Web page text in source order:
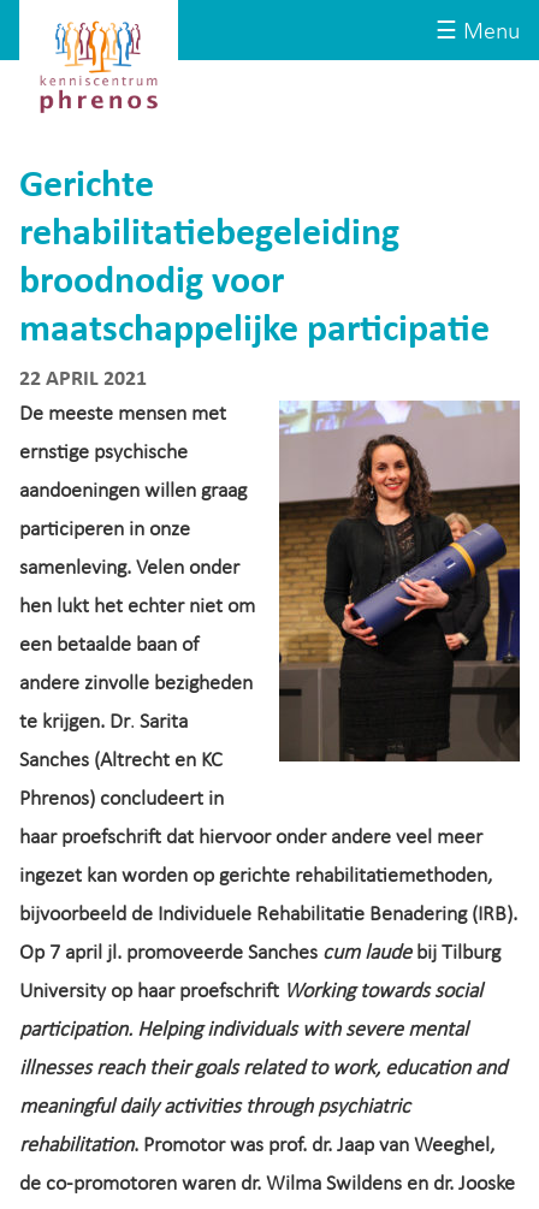
☰ Menu
Kenniscentrum
Phrenos
website
Gerichte
rehabilitatiebegeleiding
broodnodig voor
maatschappelijke participatie
22 APRIL 2021
De meeste mensen met
ernstige psychische
aandoeningen willen graag
participeren in onze
samenleving. Velen onder
hen lukt het echter niet om
een betaalde baan of
andere zinvolle bezigheden
te krijgen. Dr. Sarita
Sanches (Altrecht en KC
Phrenos) concludeert in
haar proefschrift dat hiervoor onder andere veel meer
ingezet kan worden op gerichte rehabilitatiemethoden,
bijvoorbeeld de Individuele Rehabilitatie Benadering (IRB).
Op 7 april jl. promoveerde Sanches cum laudebij Tilburg
University op haar proefschrift Working towards social
participation. Helping individuals with severe mental
illnesses reach their goals related to work, education and
meaningful daily activities through psychiatric
rehabilitation. Promotor was prof. dr. Jaap van Weeghel,
de co-promotoren waren dr. Wilma Swildens en dr. Jooske